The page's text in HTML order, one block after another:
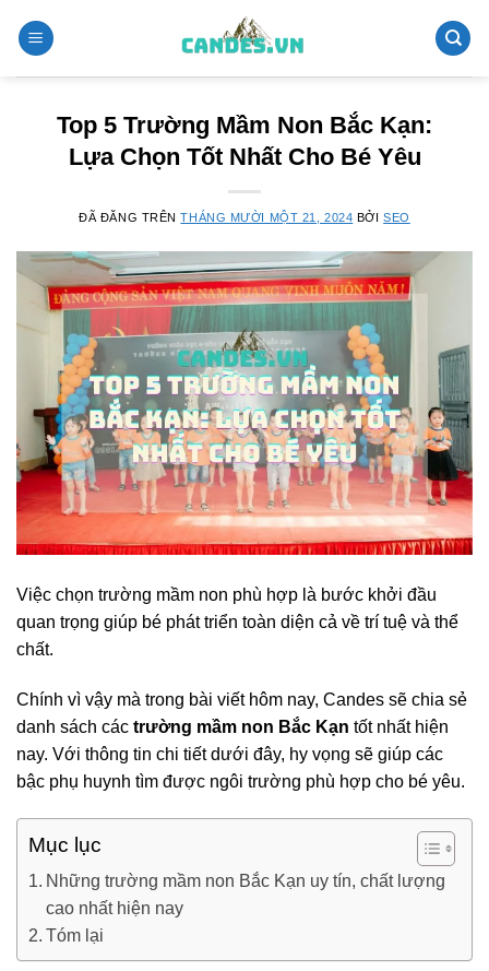
đến
Top 5 Trường Mầm Non Bắc Kạn:
Lựa Chọn Tốt Nhất Cho Bé Yêu
ĐÃ ĐĂNG TRÊNTHÁNG MƯỜI MỘT 21, 2024 BỞISEO
Việc chọn trường mầm non phù hợp là bước khởi đầu
quan trọng giúp bé phát triển toàn diện cả về trí tuệ và thể
chất.
Chính vì vậy mà trong bài viết hôm nay, Candes sẽ chia sẻ
danh sách các trường mầm non Bắc Kạn tốt nhất hiện
nay. Với thông tin chi tiết dưới đây, hy vọng sẽ giúp các
bậc phụ huynh tìm được ngôi trường phù hợp cho bé yêu.
Mục lục
Những trường mầm non Bắc Kạn uy tín, chất lượng
cao nhất hiện nay
Tóm lại